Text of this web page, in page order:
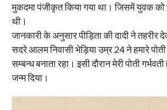
मुकदमा पंजीकृत किया गया था। जिसमें युवक को
थी।
जानकारी के अनुसार पीड़िता की दादी ने तहरीर
सदरे आलम निवासी भेड़िया उम्र 24 ने हमारे
सम्बन्ध बनाता रहा। इसी दौरान मेरी पोती
जन्म दिया।